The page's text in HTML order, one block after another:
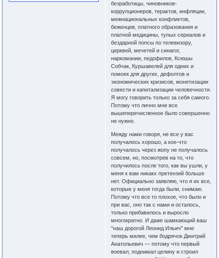
безработицы, чиновников-
коррупционеров, терактов, инфляции,
межнациональных конфликтов,
беженцев, платного образования и
платной медицины, тупых сериалов и
бездарной попсы по телевизору,
церквей, мечетей и синагог,
наркомании, педофилов, Ксюшы
Собчак, Куршавелей для одних и
помоек для других, дефолтов и
экономических кризисов, монетизации
совести и капитализации человечности.
Я могу говорить только за себя самого.
Потому что лично мне все
вышеперечисленное было совершенно
не нужно.
Между нами говоря, не все у вас
получалось хорошо, а кое-что
получалось через жопу не получалось
совсем, но, посмотрев на то, что
получилось после того, как вы ушли, у
меня к вам никакх претензий больше
нет. Официально заявляю, что я их все,
которые у меня тогда были, снимаю.
Потому что все то плохое, что было и
при вас, оно так с нами и осталось,
только прибавилось и выросло
многократно. И даже шамкающий ваш
"наш дорогой Леонид Ильич" мне
теперь милее, чем бодрячок Дмитрий
Анатольевич — потому что первый
воевал, поднимал целину и строил